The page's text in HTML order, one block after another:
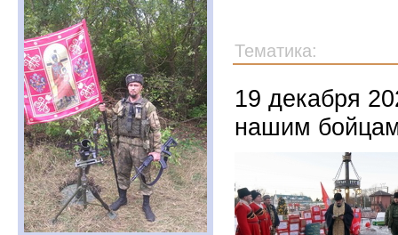
Тематика:
19 декабря
нашим